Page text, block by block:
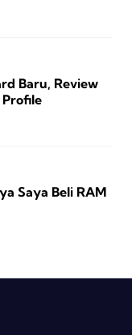
Baru, Review
Profile
Saya Beli RAM